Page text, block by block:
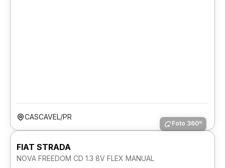
CASCAVEL/PR
Foto 360º
FIAT STRADA
NOVA FREEDOM CD 1.3 8V FLEX MANUAL